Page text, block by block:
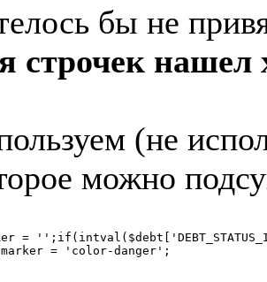
бы не
строчек нашел
(не
можно
=
= 'color-danger';